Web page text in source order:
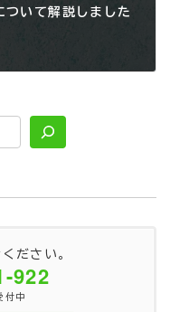
いて解説しました
ださい。
922
付中